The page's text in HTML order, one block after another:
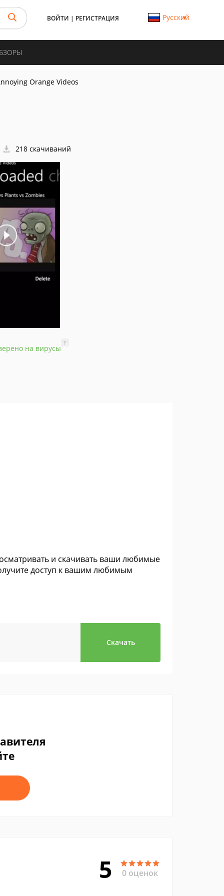
ВОЙТИ | РЕГИСТРАЦИЯ Русский
Orange Videos
218 скачиваний
на вирусы
?
и скачивать ваши любимые
доступ к вашим любимым
Скачать
5 0 оценок